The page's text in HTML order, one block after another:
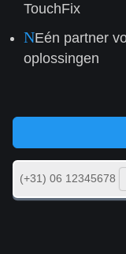
TouchFix
NEén partner
oplossingen
(+31) 06 12345678